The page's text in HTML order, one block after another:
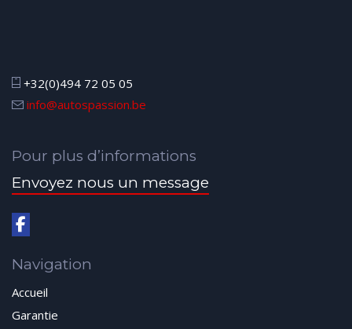
+32(0)494 72 05 05
info@autospassion.be
Pour plus d’informations
Envoyez nous un message
Navigation
Accueil
Garantie